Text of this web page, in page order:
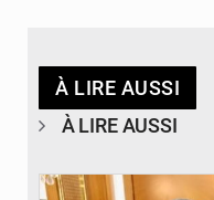
À LIRE AUSSI
À LIRE AUSSI